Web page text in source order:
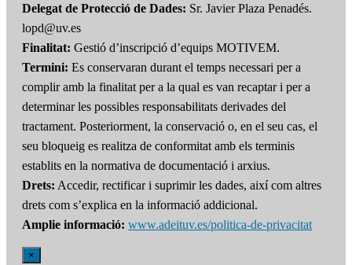
Delegat de Protecció de Dades: Sr. Javier Plaza Penadés.
lopd@uv.es
Finalitat: Gestió d’inscripció d’equips MOTIVEM.
Termini: Es conservaran durant el temps necessari per a
complir amb la finalitat per a la qual es van recaptar i per a
determinar les possibles responsabilitats derivades del
tractament. Posteriorment, la conservació o, en el seu cas, el
seu bloqueig es realitza de conformitat amb els terminis
establits en la normativa de documentació i arxius.
Drets: Accedir, rectificar i suprimir les dades, així com altres
drets com s’explica en la informació addicional.
Amplie informació: www.adeituv.es/politica-de-privacitat
×